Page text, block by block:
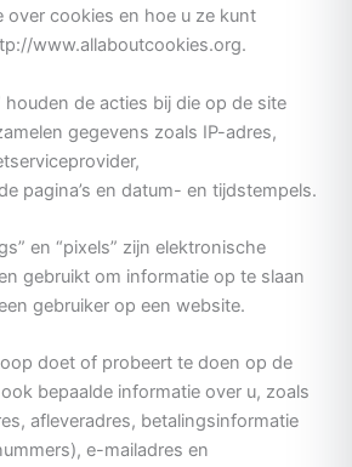
over cookies en hoe u ze kunt
www.allaboutcookies.org.
houden de acties bij die op de site
gegevens zoals IP-adres,
pagina’s en datum- en tijdstempels.
en “pixels” zijn elektronische
gebruikt om informatie op te slaan
gebruiker op een website.
doet of probeert te doen op de
bepaalde informatie over u, zoals
afleveradres, betalingsinformatie
e-mailadres en